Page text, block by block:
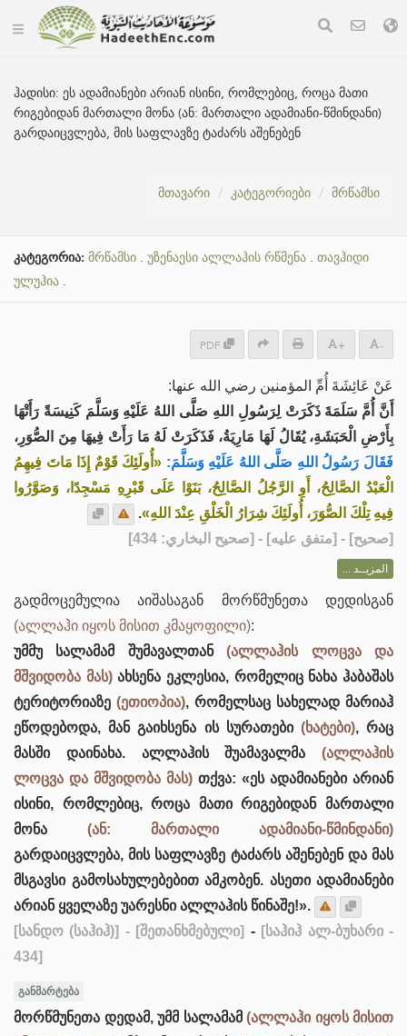
ჰადისი:ეს ადამიანები არიან ისინი, რომლებიც, როცა მათი
რიგებიდან მართალი მონა (ან: მართალი ადამიანი-წმინდანი)
გარდაიცვლება, მის საფლავზე ტაძარს აშენებენ
მთავარი კატეგორიები მრწამსი
კატეგორია: მრწამსი . უზენაესი ალლაჰის რწმენა . თავჰიდი
ულუჰია .
PDF + -
عَنْ عَائِشَةَ أُمِّ المؤمنين رضي الله عنها:
أَنَّ أُمَّ سَلَمَةَ ذَكَرَتْ لِرَسُولِ اللهِ صَلَّى اللهُ عَلَيْهِ وَسَلَّمَ كَنِيسَةً رَأَتْهَا
بِأَرْضِ الْحَبَشَةِ، يُقَالُ لَهَا مَارِيَةُ، فَذَكَرَتْ لَهُ مَا رَأَتْ فِيهَا مِنَ الصُّوَرِ،
فَقَالَ رَسُولُ اللهِ صَلَّى اللهُ عَلَيْهِ وَسَلَّمَ: «أُولَئِكَ قَوْمٌ إِذَا مَاتَ فِيهِمُ
الْعَبْدُ الصَّالِحُ، أَوِ الرَّجُلُ الصَّالِحُ، بَنَوْا عَلَى قَبْرِهِ مَسْجِدًا، وَصَوَّرُوا
فِيهِ تِلْكَ الصُّوَرَ، أُولَئِكَ شِرَارُ الْخَلْقِ عِنْدَ اللهِ».
[صحيح] - [متفق عليه] - [صحيح البخاري: 434]
المزيــد ...
გადმოცემულია აიშასაგან მორწმუნეთა დედისგან
(ალლაჰი იყოს მისით კმაყოფილი):
უმმუ სალამამ შუმავალთან(ალლაჰის ლოცვა და
მშვიდობა მას)ახსენა ეკლესია, რომელიც ნახა ჰაბაშას
ტერიტორიაზე (ეთიოპია), რომელსაც სახელად მარიაჰ
ეწოდებოდა, მან გაიხსენა ის სურათები (ხატები), რაც
მასში დაინახა. ალლაჰის შუამავალმა (ალლაჰის
ლოცვა და მშვიდობა მას) თქვა: «ეს ადამიანები არიან
ისინი, რომლებიც, როცა მათი რიგებიდან მართალი
მონა (ან: მართალი ადამიანი-წმინდანი)
გარდაიცვლება, მის საფლავზე ტაძარს აშენებენ და მას
მსგავსი გამოსახულებებით ამკობენ. ასეთი ადამიანები
არიან ყველაზე უარესნი ალლაჰის წინაშე!».
[სანდო (საჰიჰ)] - [შეთანხმებული] - [საჰიჰ ალ-ბუხარი -
434]
განმარტება
მორწმუნეთა დედამ, უმმ სალამამ (ალლაჰი იყოს მისით